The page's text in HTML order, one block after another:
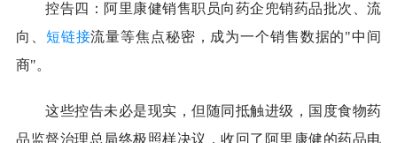
控告四：阿里康健销售职员向药企兜销药品批次、流
向、 短链接流量等焦点秘密，成为一个销售数据的"中间
商"。
这些控告未必是现实，但随同抵触进级，国度食物药
品监督治理总局终极照样决议，收回了阿里康健的药品电